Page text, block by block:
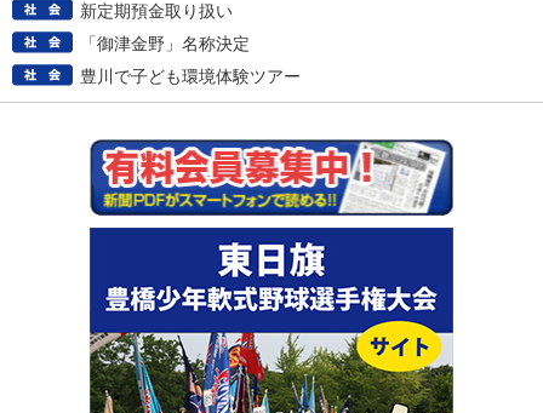
新定期預金取り扱い
「御津金野」名称決定
豊川で子ども環境体験ツアー